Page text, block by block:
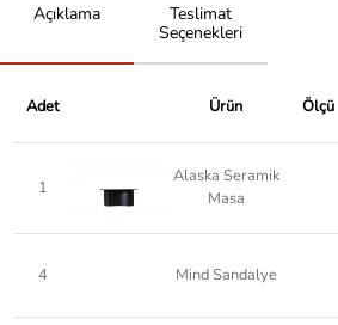
Açıklama
Teslimat
Seçenekleri
Adet Ürün Ölçü
1
Alaska Seramik
Masa
4 Mind Sandalye